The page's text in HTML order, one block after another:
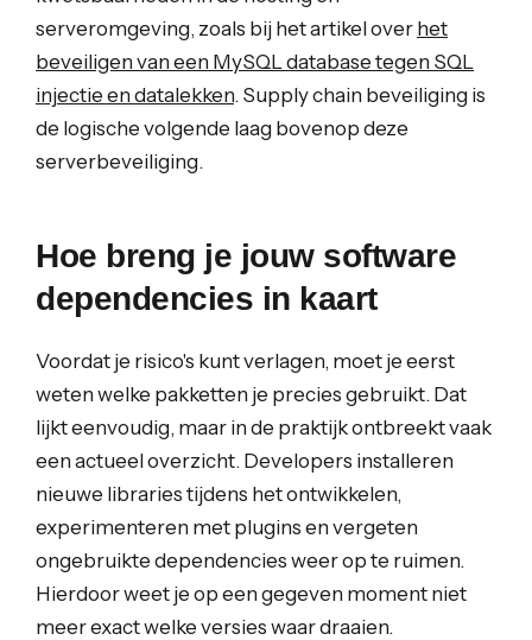
serveromgeving, zoals bij het artikel over het
beveiligen van een MySQL database tegen SQL
injectie en datalekken. Supply chain beveiliging is
de logische volgende laag bovenop deze
serverbeveiliging.
Hoe breng je jouw software
dependencies in kaart
Voordat je risico's kunt verlagen, moet je eerst
weten welke pakketten je precies gebruikt. Dat
lijkt eenvoudig, maar in de praktijk ontbreekt vaak
een actueel overzicht. Developers installeren
nieuwe libraries tijdens het ontwikkelen,
experimenteren met plugins en vergeten
ongebruikte dependencies weer op te ruimen.
Hierdoor weet je op een gegeven moment niet
meer exact welke versies waar draaien.